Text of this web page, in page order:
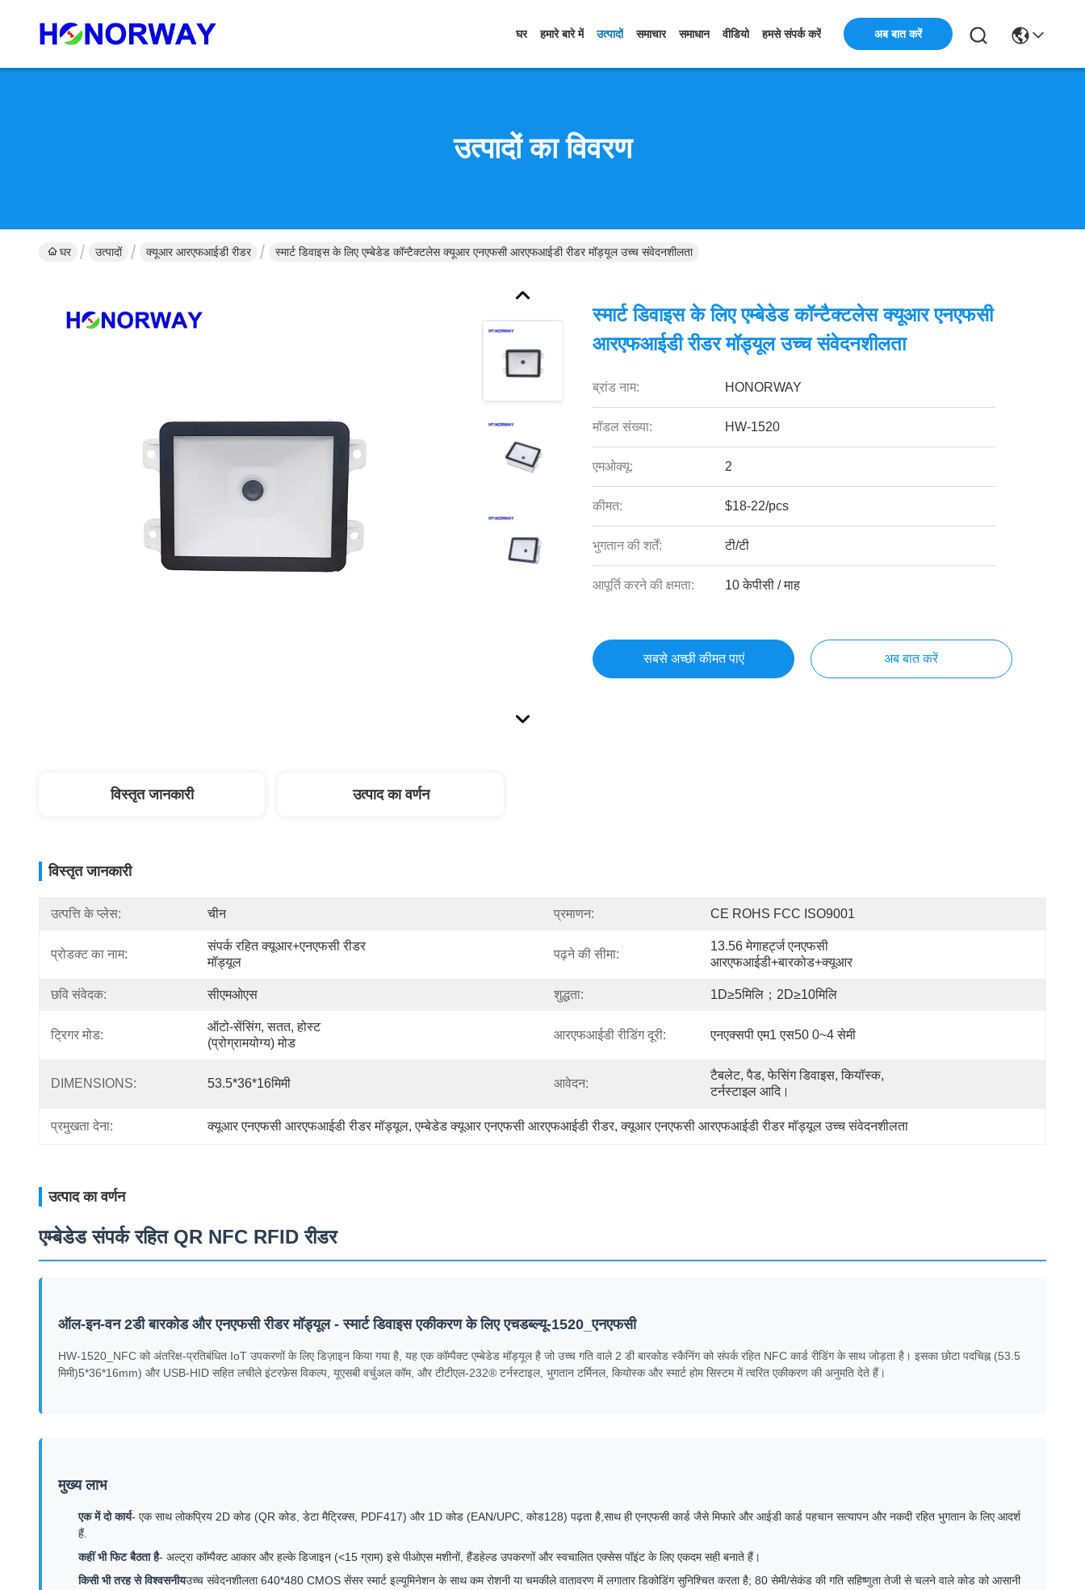
घर हमारे बारे में उत्पादों समाचार समाधान वीडियो हमसे संपर्क करें अब बात करें
उत्पादों का विवरण
घर उत्पादों क्यूआर आरएफआईडी रीडर स्मार्ट डिवाइस के लिए एम्बेडेड कॉन्टैक्टलेस क्यूआर एनएफसी आरएफआईडी रीडर मॉड्यूल उच्च संवेदनशीलता
स्मार्ट डिवाइस के लिए एम्बेडेड कॉन्टैक्टलेस क्यूआर एनएफसी
आरएफआईडी रीडर मॉड्यूल उच्च संवेदनशीलता
ब्रांड नाम: HONORWAY
मॉडल संख्या: HW-1520
एमओक्यू: 2
कीमत: $18-22/pcs
भुगतान की शर्तें: टी/टी
आपूर्ति करने की क्षमता: 10 केपीसी / माह
सबसे अच्छी कीमत पाएं अब बात करें
विस्तृत जानकारी उत्पाद का वर्णन
विस्तृत जानकारी
उत्पत्ति के प्लेस: चीन प्रमाणन: CE ROHS FCC ISO9001
प्रोडक्ट का नाम:
संपर्क रहित क्यूआर+एनएफसी रीडर
मॉड्यूल
पढ़ने की सीमा:
13.56 मेगाहर्ट्ज एनएफसी
आरएफआईडी+बारकोड+क्यूआर
छवि संवेदक: सीएमओएस शुद्धता: 1D≥5मिलि；2D≥10मिलि
ट्रिगर मोड:
ऑटो-सेंसिंग, सतत, होस्ट
(प्रोग्रामयोग्य) मोड
आरएफआईडी रीडिंग दूरी: एनएक्सपी एम1 एस50 0~4 सेमी
DIMENSIONS: 53.5*36*16मिमी आवेदन:
टैबलेट, पैड, फेसिंग डिवाइस, कियॉस्क,
टर्नस्टाइल आदि।
प्रमुखता देना: क्यूआर एनएफसी आरएफआईडी रीडर मॉड्यूल, एम्बेडेड क्यूआर एनएफसी आरएफआईडी रीडर, क्यूआर एनएफसी आरएफआईडी रीडर मॉड्यूल उच्च संवेदनशीलता
उत्पाद का वर्णन
एम्बेडेड संपर्क रहित QR NFC RFID रीडर
ऑल-इन-वन 2डी बारकोड और एनएफसी रीडर मॉड्यूल - स्मार्ट डिवाइस एकीकरण के लिए एचडब्ल्यू-1520_एनएफसी
HW-1520_NFC को अंतरिक्ष-प्रतिबंधित IoT उपकरणों के लिए डिज़ाइन किया गया है, यह एक कॉम्पैक्ट एम्बेडेड मॉड्यूल है जो उच्च गति वाले 2 डी बारकोड स्कैनिंग को संपर्क रहित NFC कार्ड रीडिंग के साथ जोड़ता है। इसका छोटा पदचिह्न (53.5
मिमी)5*36*16mm) और USB-HID सहित लचीले इंटरफ़ेस विकल्प, यूएसबी वर्चुअल कॉम, और टीटीएल-232® टर्नस्टाइल, भुगतान टर्मिनल, कियोस्क और स्मार्ट होम सिस्टम में त्वरित एकीकरण की अनुमति देते हैं।
मुख्य लाभ
एक में दो कार्य- एक साथ लोकप्रिय 2D कोड (QR कोड, डेटा मैट्रिक्स, PDF417) और 1D कोड (EAN/UPC, कोड128) पढ़ता है,साथ ही एनएफसी कार्ड जैसे मिफारे और आईडी कार्ड पहचान सत्यापन और नकदी रहित भुगतान के लिए आदर्श
हैं.
कहीं भी फिट बैठता है- अल्ट्रा कॉम्पैक्ट आकार और हल्के डिजाइन (<15 ग्राम) इसे पीओएस मशीनों, हैंडहेल्ड उपकरणों और स्वचालित एक्सेस पॉइंट के लिए एकदम सही बनाते हैं।
किसी भी तरह से विश्वसनीयउच्च संवेदनशीलता 640*480 CMOS सेंसर स्मार्ट इल्यूमिनेशन के साथ कम रोशनी या चमकीले वातावरण में लगातार डिकोडिंग सुनिश्चित करता है; 80 सेमी/सेकंड की गति सहिष्णुता तेजी से चलने वाले कोड को आसानी